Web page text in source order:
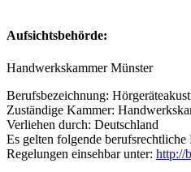
Aufsichtsbehörde:
Handwerkskammer Münster
Berufsbezeichnung:
Zuständige Kammer:
Verliehen durch: Deutschland
Es gelten folgende
Regelungen einsehbar unter: http://